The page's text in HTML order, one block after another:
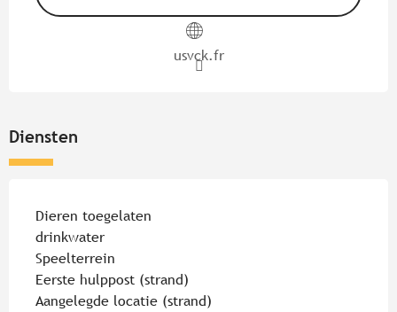
usvck.fr
Diensten
Dieren toegelaten
drinkwater
Speelterrein
Eerste hulppost (strand)
Aangelegde locatie (strand)